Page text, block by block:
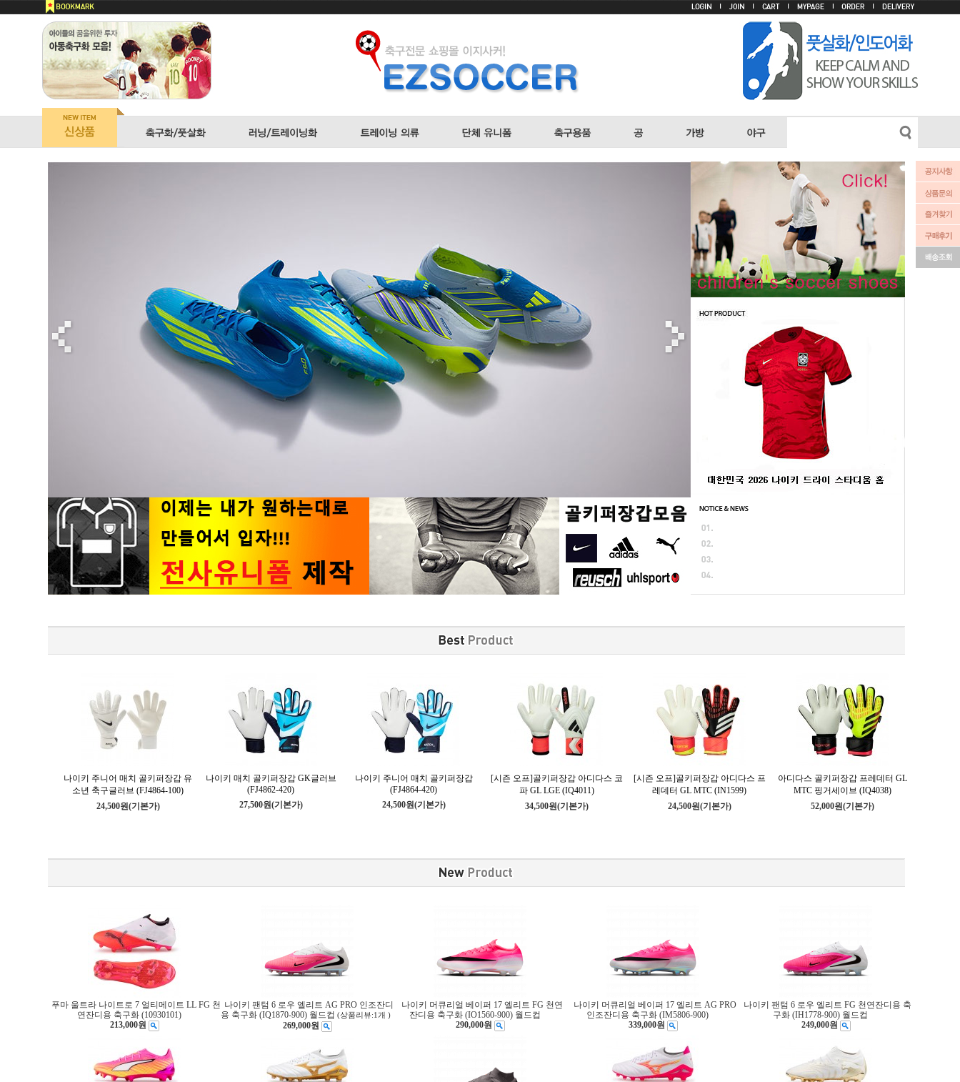
나이키 주니어 매치 골키퍼장갑 유
소년 축구글러브 (FJ4864-100)
24,500원(기본가)
나이키 매치 골키퍼장갑 GK글러브
(FJ4862-420)
27,500원(기본가)
나이키 주니어 매치 골키퍼장갑
(FJ4864-420)
24,500원(기본가)
[시즌 오프]골키퍼장갑 아디다스 코
파 GL LGE (IQ4011)
34,500원(기본가)
[시즌 오프]골키퍼장갑 아디다스 프
레데터 GL MTC (IN1599)
24,500원(기본가)
아디다스 골키퍼장갑 프레데터 GL
MTC 핑거세이브 (IQ4038)
52,000원(기본가)
푸마 울트라 나이트로 7 얼티메이트 LL FG 천
연잔디용 축구화 (10930101)
213,000원
나이키 팬텀 6 로우 엘리트 AG PRO 인조잔디
용 축구화 (IQ1870-900) 월드컵 (상품리뷰:1개 )
269,000원
나이키 머큐리얼 베이퍼 17 엘리트 FG 천연
잔디용 축구화 (IO1560-900) 월드컵
290,000원
나이키 머큐리얼 베이퍼 17 엘리트 AG PRO
인조잔디용 축구화 (IM5806-900)
339,000원
나이키 팬텀 6 로우 엘리트 FG 천연잔디용 축
구화 (IH1778-900) 월드컵
249,000원